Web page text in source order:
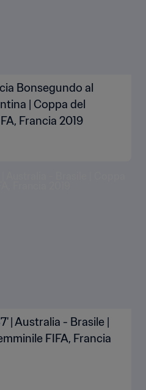
Bonsegundo al
| Coppa del
Francia 2019
| Australia - Brasile |
FIFA, Francia